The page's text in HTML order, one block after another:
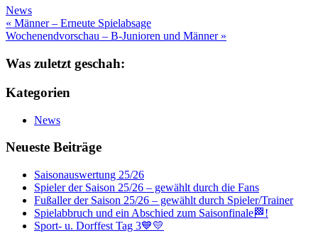
News
Beitragsnavigation
« Männer – Erneute Spielabsage
Wochenendvorschau – B-Junioren und Männer »
Was zuletzt geschah:
Kategorien
News
Neueste Beiträge
Saisonauswertung 25/26
Spieler der Saison 25/26 – gewählt durch die Fans
Fußaller der Saison 25/26 – gewählt durch Spieler/Trainer
Spielabbruch und ein Abschied zum Saisonfinale🏁!
Sport- u. Dorffest Tag 3💙💛